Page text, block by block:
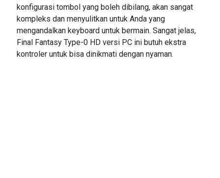
konfigurasi tombol yang boleh dibilang, akan sangat
kompleks dan menyulitkan untuk Anda yang
mengandalkan keyboard untuk bermain. Sangat jelas,
Final Fantasy Type-0 HD versi PC ini butuh ekstra
kontroler untuk bisa dinikmati dengan nyaman.